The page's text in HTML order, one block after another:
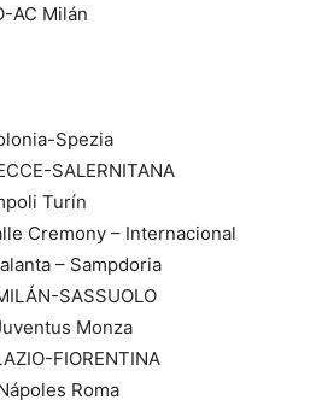
AC Milán
Spezia
SALERNITANA
Turín
Cremony – Internacional
– Sampdoria
SASSUOLO
Monza
FIORENTINA
Roma